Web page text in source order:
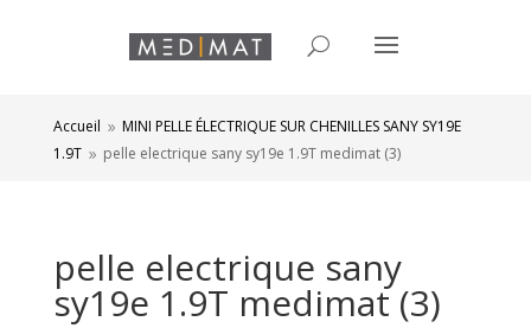
Accueil 9 MINI PELLE ÉLECTRIQUE SUR CHENILLES SANY SY19E
1.9T 9 pelle electrique sany sy19e 1.9T medimat (3)
pelle electrique sany
sy19e 1.9T medimat (3)